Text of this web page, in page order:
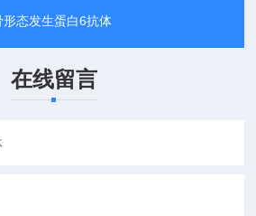
形态发生蛋白6抗体
在线留言